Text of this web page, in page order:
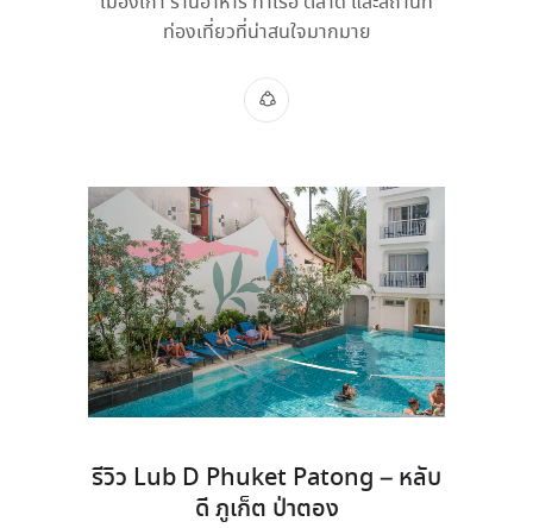
ท่องเที่ยวที่น่าสนใจมากมาย
รีวิว Lub D Phuket Patong – หลับ
ดี ภูเก็ต ป่าตอง